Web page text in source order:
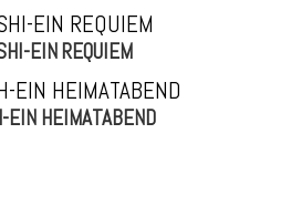
EIN REQUIEM
EIN HEIMATABEND